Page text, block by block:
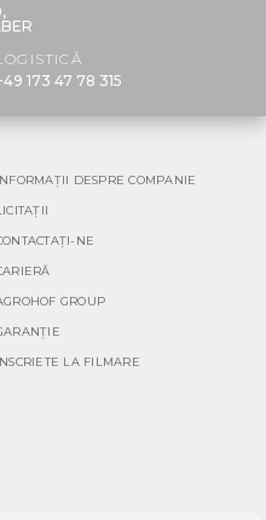
173 47 78 315
DESPRE COMPANIE
NE
GROUP
LA FILMARE